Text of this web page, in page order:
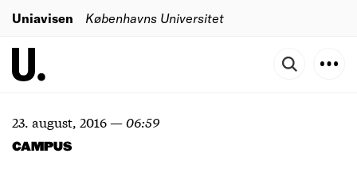
Uniavisen Københavns Universitet
23. august, 2016—06:59
CAMPUS